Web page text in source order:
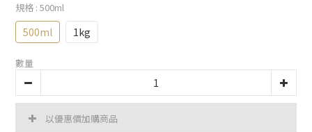
規格 : 500ml
500ml 1kg
數量
以優惠價加購商品